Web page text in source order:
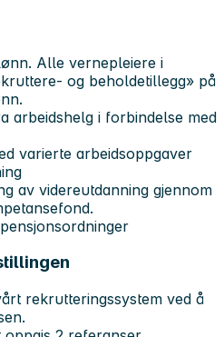
Alle vernepleiere i
og beholdetillegg» på
arbeidshelg i forbindelse med
varierte arbeidsoppgaver
av videreutdanning gjennom
rekrutteringssystem ved å